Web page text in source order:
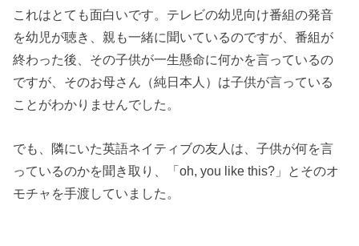
これはとても面白いです。テレビの幼児向け番組の発音
を幼児が聴き、親も一緒に聞いているのですが、番組が
終わった後、その子供が一生懸命に何かを言っているの
ですが、そのお母さん（純日本人）は子供が言っている
ことがわかりませんでした。
でも、隣にいた英語ネイティブの友人は、子供が何を言
っているのかを聞き取り、「oh, you like this?」とそのオ
モチャを手渡していました。